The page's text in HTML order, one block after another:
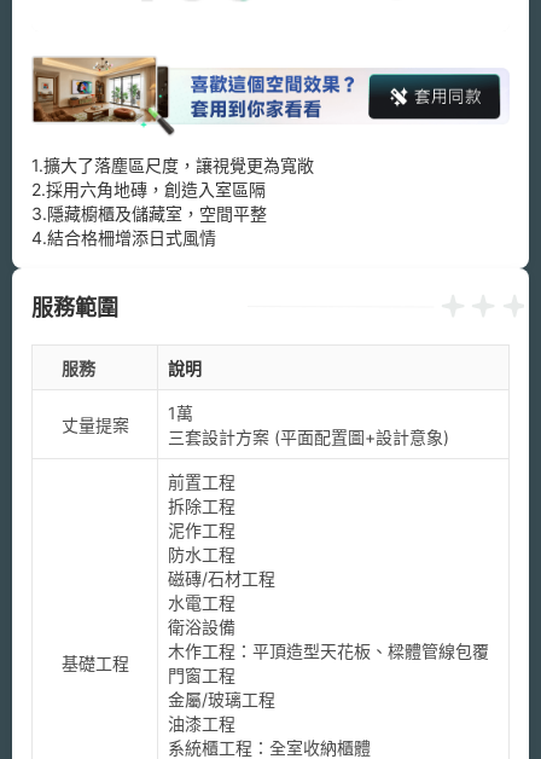
1.擴大了落塵區尺度，讓視覺更為寬敞
2.採用六角地磚，創造入室區隔
3.隱藏櫥櫃及儲藏室，空間平整
服務範圍
服務 說明
丈量提案
1萬
三套設計方案 (平面配置圖+設計意象)
基礎工程
前置工程
拆除工程
泥作工程
防水工程
磁磚/石材工程
水電工程
衛浴設備
木作工程：平頂造型天花板、樑體管線包覆
門窗工程
金屬/玻璃工程
油漆工程
系統櫃工程：全室收納櫃體